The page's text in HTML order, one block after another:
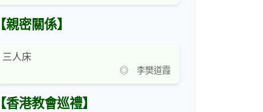
【親密關係】
三人床
◎ 李樊道霞
【香港教會巡禮】